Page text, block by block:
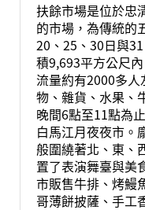
扶餘市場是位於忠
的市場，為傳統的
20、25、30日與
積9,693平方公尺
流量約有2000多
物、雜貨、水果、
晚間6點至11點為
白馬江月夜夜市。
般圍繞著北、東、
置了表演舞臺與美
市販售牛排、烤鰻
哥薄餅披薩、手工